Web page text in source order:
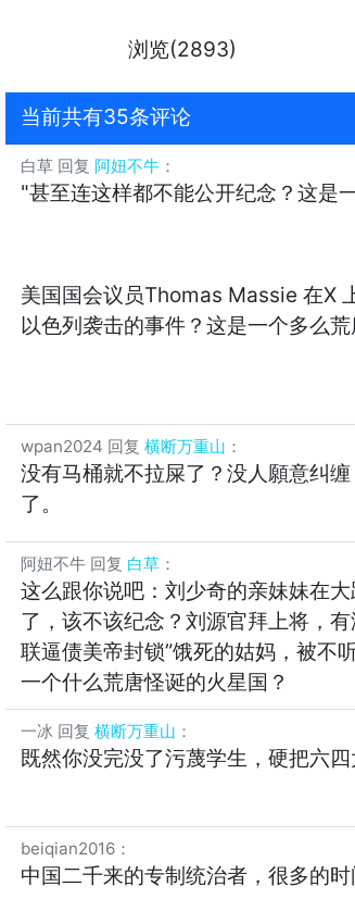
浏览(2893)
当前共有35条评论
白草 回复 阿妞不牛 ：
"甚至连这样都不能公开纪念？这是
美国国会议员Thomas Massie 在X
以色列袭击的事件？这是一个多么荒
wpan2024 回复 横断万重山 ：
没有马桶就不拉屎了？没人願意纠
了。
阿妞不牛 回复 白草 ：
这么跟你说吧：刘少奇的亲妹妹在
了，该不该纪念？刘源官拜上将，
联逼债美帝封锁”饿死的姑妈，被不
一个什么荒唐怪诞的火星国？
一冰 回复 横断万重山 ：
既然你没完没了污蔑学生，硬把六
beiqian2016 ：
中国二千来的专制统治者，很多的